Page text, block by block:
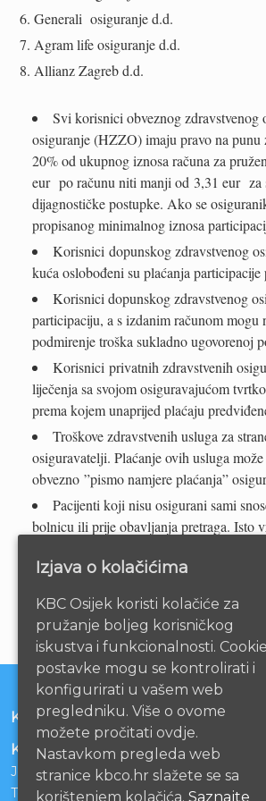
Generali osiguranje d.d.
Agram life osiguranje d.d.
Allianz Zagreb d.d.
Svi korisnici obveznog zdravstvenog
osiguranje (HZZO) imaju pravo na punu
20% od ukupnog iznosa računa za
eur po računu niti manji od 3,31 eur za
dijagnostičke postupke. Ako se
propisanog minimalnog iznosa
Korisnici dopunskog zdravstvenog
kuća oslobođeni su plaćanja
Korisnici dopunskog zdravstvenog
participaciju, a s izdanim računom
podmirenje troška sukladno ugovorenoj
Korisnici privatnih zdravstvenih
liječenja sa svojom osiguravajućom
prema kojem unaprijed plaćaju
Troškove zdravstvenih usluga za
osiguravatelji. Plaćanje ovih usluga
obvezno ”pismo namjere plaćanja”
Pacijenti koji nisu osigurani sami
bolnicu ili prije obavljanja pretraga. Isto
zdravstvene usluge koje se rade u našoj
Smještaj u bolničkim apartmanima
KONTAKT
Klinički bolnički centar Osijek
Josipa Huttlera 4
Tel:
031/511-511
Izjava o kolačićima
KBC Osijek koristi kolačiće za
pružanje boljeg korisničkog
iskustva i funkcionalnosti. Cookie
postavke mogu se kontrolirati i
konfigurirati u vašem web
pregledniku. Više o ovome
možete pročitati ovdje.
Nastavkom pregleda web
stranice kbco.hr slažete se sa
korištenjem kolačića. Saznajte